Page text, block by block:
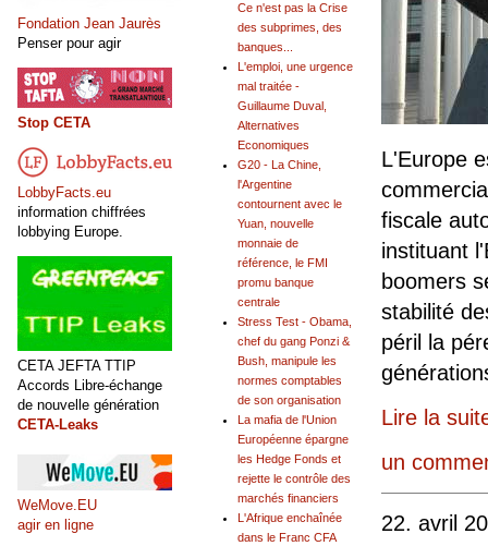
L'Europe
fiscale
instituant
boomers
stabilité
péril la
Lire la
un
22. avril
Ce n'est pas la Crise
des subprimes, des
banques...
L'emploi, une urgence
mal traitée -
Guillaume Duval,
Alternatives
Economiques
G20 - La Chine,
l'Argentine
contournent avec le
Yuan, nouvelle
monnaie de
référence, le FMI
promu banque
centrale
Stress Test - Obama,
chef du gang Ponzi &
Bush, manipule les
normes comptables
de son organisation
La mafia de l'Union
Européenne épargne
les Hedge Fonds et
rejette le contrôle des
marchés financiers
L'Afrique enchaînée
dans le Franc CFA
Fondation Jean Jaurès
Penser pour agir
Stop CETA
LobbyFacts.eu
information chiffrées
lobbying Europe.
CETA JEFTA TTIP
Accords Libre-échange
de nouvelle génération
CETA-Leaks
WeMove.EU
agir en ligne